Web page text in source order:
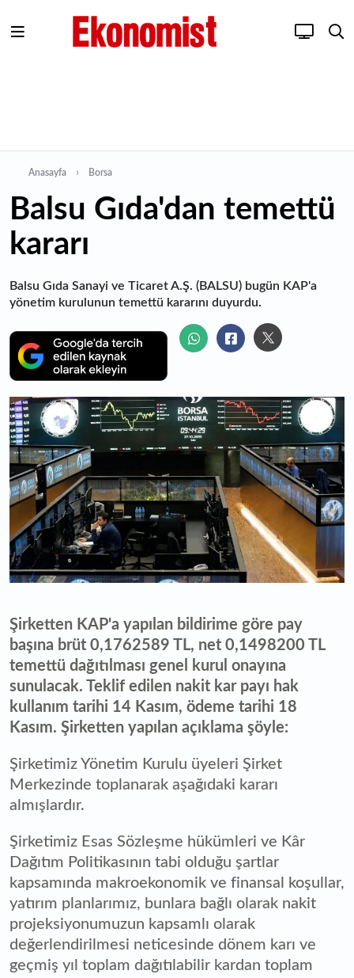
Anasayfa Borsa
Balsu Gıda'dan temettü
kararı
Balsu Gıda Sanayi ve Ticaret A.Ş. (BALSU) bugün KAP'a
yönetim kurulunun temettü kararını duyurdu.
Şirketten KAP'a yapılan bildirime göre pay
başına brüt 0,1762589 TL, net 0,1498200 TL
temettü dağıtılması genel kurul onayına
sunulacak. Teklif edilen nakit kar payı hak
kullanım tarihi 14 Kasım, ödeme tarihi 18
Kasım. Şirketten yapılan açıklama şöyle:
Şirketimiz Yönetim Kurulu üyeleri Şirket
Merkezinde toplanarak aşağıdaki kararı
almışlardır.
Şirketimiz Esas Sözleşme hükümleri ve Kâr
Dağıtım Politikasının tabi olduğu şartlar
kapsamında makroekonomik ve finansal koşullar,
yatırım planlarımız, bunlara bağlı olarak nakit
projeksiyonumuzun kapsamlı olarak
değerlendirilmesi neticesinde dönem karı ve
geçmiş yıl toplam dağıtılabilir kardan toplam